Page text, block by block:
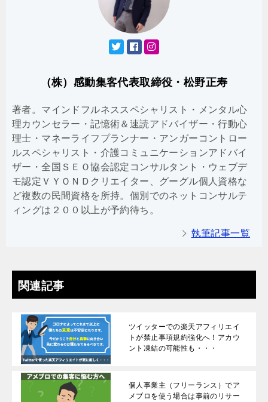
（株）感動集客代表取締役・松野正寿
著者。マインドフルネススペシャリスト・メンタル心
理カウンセラー・記憶術＆速読アドバイザー・行動心
理士・マネーライフプランナー・アンガーコントロー
ルスペシャリスト・介護コミュニケーションアドバイ
ザー・全国ＳＥＯ協会認定コンサルタント・ウェブデ
モ認定ＶＹＯＮＤクリエイター、グーグル個人資格な
ど複数の民間資格を所持。個別でのネットコンサルテ
ィングは２００以上が予約待ち。
執筆記事一覧
関連記事
ツイッターでの楽天アフィリエイ
トが禁止事項規約強化へ！アカウ
ント凍結の可能性も・・・
個人事業主（フリーランス）でア
メブロを使う場合は事前のリサー